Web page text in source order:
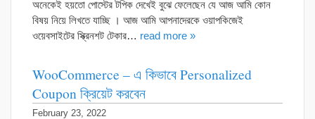
অনেকেই হয়তো পোস্টের টপিক দেখেই বুঝে ফেলেছেন যে আজ আমি কোন
বিষয় নিয়ে লিখতে যাচ্ছি । আজ আমি আপনাদেরকে ওয়াপকিজেই
ওয়েবসাইটের স্ক্রিনশট টেকার… read more »
WooCommerce – এ কিভাবে Personalized
Coupon ক্রিয়েট করবেন
February 23, 2022